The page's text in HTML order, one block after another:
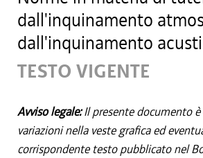
dall'inquinamento
dall'inquinamento
TESTO VIGENTE
Avviso legale:Il presente documento
variazioni nella veste grafica ed
corrispondente testo pubblicato nel